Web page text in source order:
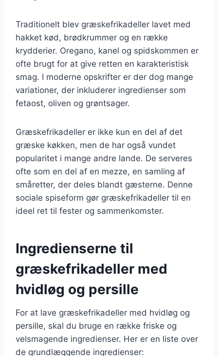
Traditionelt blev græskefrikadeller lavet med
hakket kød, brødkrummer og en række
krydderier. Oregano, kanel og spidskommen er
ofte brugt for at give retten en karakteristisk
smag. I moderne opskrifter er der dog mange
variationer, der inkluderer ingredienser som
fetaost, oliven og grøntsager.
Græskefrikadeller er ikke kun en del af det
græske køkken, men de har også vundet
popularitet i mange andre lande. De serveres
ofte som en del af en mezze, en samling af
småretter, der deles blandt gæsterne. Denne
sociale spiseform gør græskefrikadeller til en
ideel ret til fester og sammenkomster.
Ingredienserne til
græskefrikadeller med
hvidløg og persille
For at lave græskefrikadeller med hvidløg og
persille, skal du bruge en række friske og
velsmagende ingredienser. Her er en liste over
de grundlæggende ingredienser: